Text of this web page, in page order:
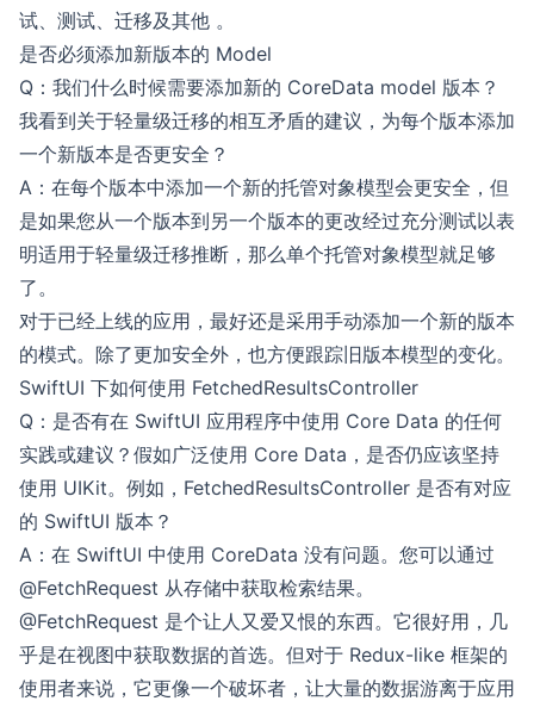
试、测试、迁移及其他 。
是否必须添加新版本的 Model
Q：我们什么时候需要添加新的 CoreData model 版本？
我看到关于轻量级迁移的相互矛盾的建议，为每个版本添加
一个新版本是否更安全？
A：在每个版本中添加一个新的托管对象模型会更安全，但
是如果您从一个版本到另一个版本的更改经过充分测试以表
明适用于轻量级迁移推断，那么单个托管对象模型就足够
了。
对于已经上线的应用，最好还是采用手动添加一个新的版本
的模式。除了更加安全外，也方便跟踪旧版本模型的变化。
SwiftUI 下如何使用 FetchedResultsController
Q：是否有在 SwiftUI 应用程序中使用 Core Data 的任何
实践或建议？假如广泛使用 Core Data，是否仍应该坚持
使用 UIKit。例如，FetchedResultsController 是否有对应
的 SwiftUI 版本？
A：在 SwiftUI 中使用 CoreData 没有问题。您可以通过
@FetchRequest 从存储中获取检索结果。
@FetchRequest 是个让人又爱又恨的东西。它很好用，几
乎是在视图中获取数据的首选。但对于 Redux-like 框架的
使用者来说，它更像一个破坏者，让大量的数据游离于应用